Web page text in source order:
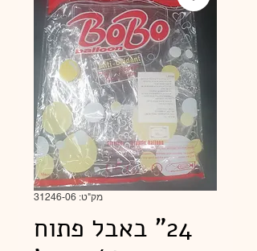
מק"ט: 31246-06
24" באבל פתוח